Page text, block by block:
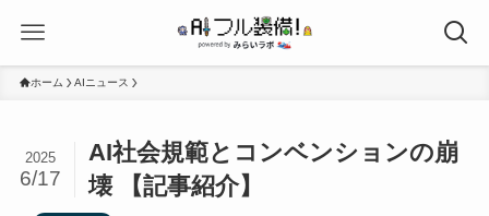
ホーム AIニュース
AI社会規範とコンベンションの崩
壊 【記事紹介】
2025
6/17